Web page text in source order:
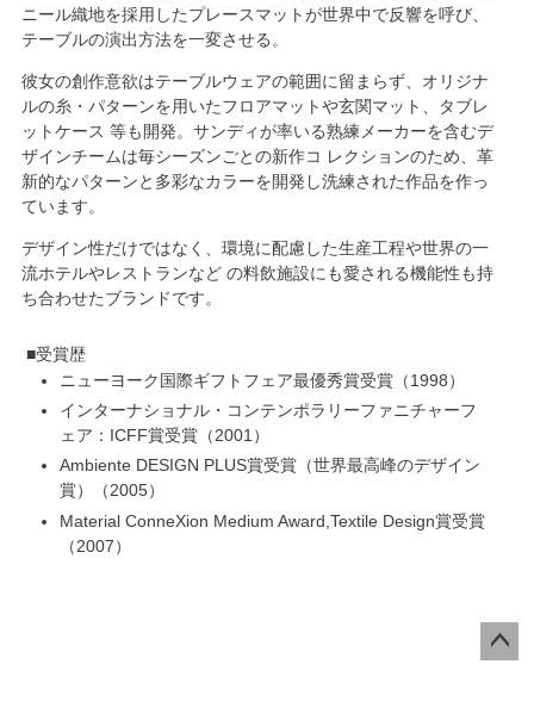
ニール織地を採用 したプレースマットが世界中で反響を呼び、
テーブルの演出方法を一変させる。
彼女の創作意欲はテーブルウェアの範囲に留まらず、オリジナ
ルの糸・パターンを用いたフロアマットや玄関マット、タブレ
ットケース 等も開発。サンディが率いる熟練メーカーを含むデ
ザインチームは毎シーズンごとの新作コ レクションのため、革
新的なパターンと多彩なカラーを開発し洗練された作品を作っ
ています。
デザイン性だけではなく、 環境に配慮した生産工程や世界の一
流ホテルやレストランなど の料飲施設にも愛される機能性も持
ち合わせたブランドです。
受賞歴
ニューヨーク国際ギフトフェア最優秀賞受賞
1998
インターナショナル・コンテンポラリーファニチャーフ
ェア：ICFF賞受賞
2001
Ambiente DESIGN PLUS賞受賞（世界最高峰のデザイン
賞）
2005
Material ConneXion Medium Award,Textile Design賞受賞
2007